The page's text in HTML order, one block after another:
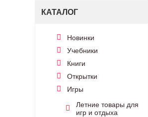
КАТАЛОГ
Новинки
Учебники
Книги
Открытки
Игры
Летние товары для
игр и отдыха